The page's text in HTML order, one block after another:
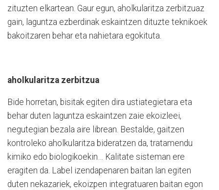
zituzten elkartean. Gaur egun, aholkularitza zerbitzuaz
gain, laguntza ezberdinak eskaintzen dituzte teknikoek
bakoitzaren behar eta nahietara egokituta.
aholkularitza zerbitzua
Bide horretan, bisitak egiten dira ustiategietara eta
behar duten laguntza eskaintzen zaie ekoizleei,
negutegian bezala aire librean. Bestalde, gaitzen
kontroleko aholkularitza bideratzen da, tratamendu
kimiko edo biologikoekin… Kalitate sisteman ere
eragiten da. Label izendapenaren baitan lan egiten
duten nekazariek, ekoizpen integratuaren baitan egon